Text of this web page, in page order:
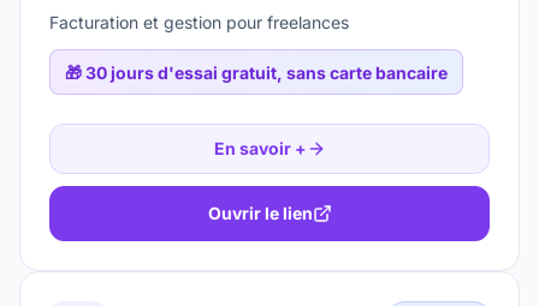
Facturation et gestion pour freelances
🎁30 jours d'essai gratuit, sans carte bancaire
En savoir +
Ouvrir le lien